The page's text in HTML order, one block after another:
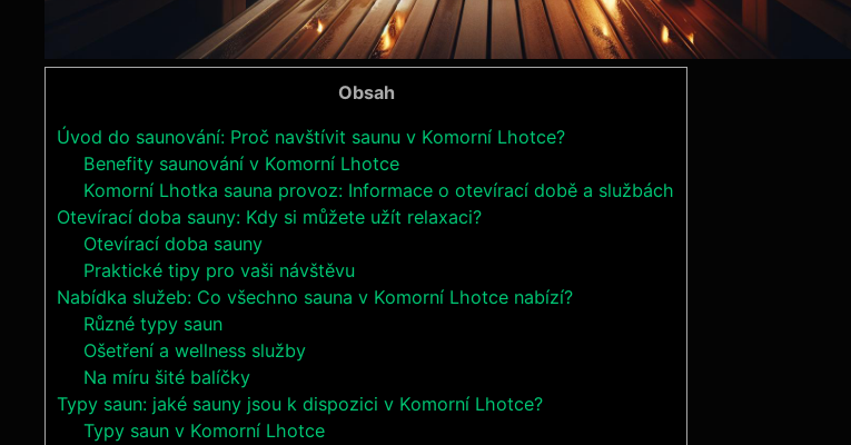
Obsah
Úvod do saunování: Proč navštívit saunu v Komorní Lhotce?
Benefity saunování v Komorní Lhotce
Komorní Lhotka sauna provoz: Informace o otevírací době a službách
Otevírací doba sauny: Kdy si můžete užít relaxaci?
Otevírací doba sauny
Praktické tipy pro vaši návštěvu
Nabídka služeb: Co všechno sauna v Komorní Lhotce nabízí?
Různé typy saun
Ošetření a wellness služby
Na míru šité balíčky
Typy saun: jaké sauny jsou k dispozici v Komorní Lhotce?
Typy saun v Komorní Lhotce